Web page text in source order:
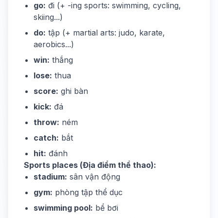
go: đi (+ -ing sports: swimming, cycling,
skiing...)
do: tập (+ martial arts: judo, karate,
aerobics...)
win: thắng
lose: thua
score: ghi bàn
kick: đá
throw: ném
catch: bắt
hit: đánh
Sports places (Địa điểm thể thao):
stadium: sân vận động
gym: phòng tập thể dục
swimming pool: bể bơi